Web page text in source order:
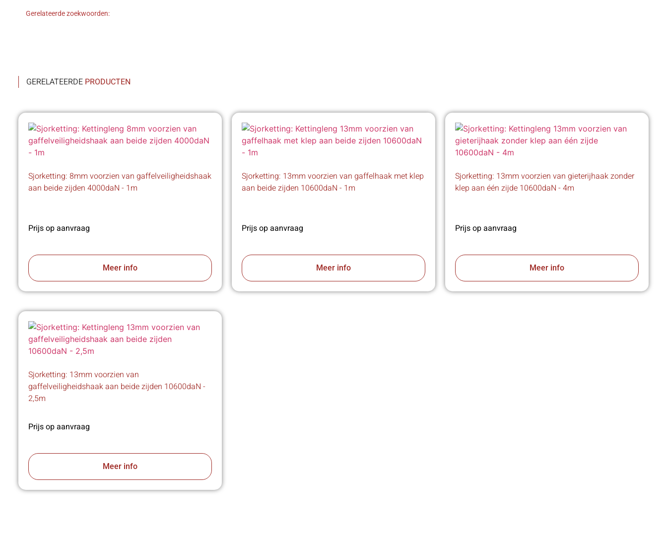
Gerelateerde zoekwoorden:
GERELATEERDE PRODUCTEN
Sjorketting: 8mm voorzien van gaffelveiligheidshaak
aan beide zijden 4000daN - 1m
Prijs op aanvraag
Meer info
Sjorketting: 13mm voorzien van gaffelhaak met klep
aan beide zijden 10600daN - 1m
Prijs op aanvraag
Meer info
Sjorketting: 13mm voorzien van gieterijhaak zonder
klep aan één zijde 10600daN - 4m
Prijs op aanvraag
Meer info
Sjorketting: 13mm voorzien van
gaffelveiligheidshaak aan beide zijden 10600daN -
2,5m
Prijs op aanvraag
Meer info